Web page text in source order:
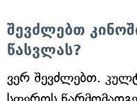
შევძლებთ
წასვლას?
ვერ შევძლებთ.